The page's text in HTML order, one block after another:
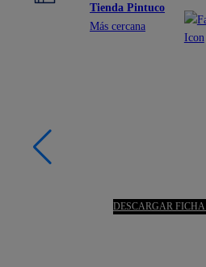
Tienda Pintuco
Más cercana
DESCARGAR